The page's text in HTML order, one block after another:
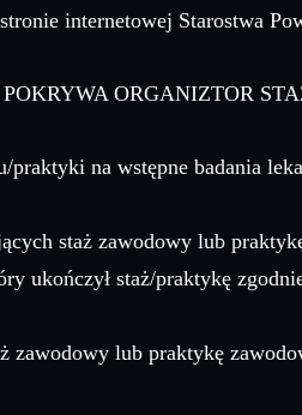
internetowej Starostwa
ORGANIZTOR
praktyki na wstępne badania
staż zawodowy lub
ukończył staż/praktykę
zawodowy lub praktykę